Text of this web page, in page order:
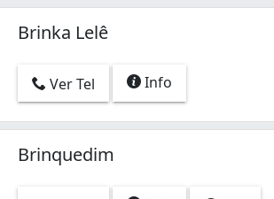
Brinka Lelê
Ver Tel Info
Brinquedim